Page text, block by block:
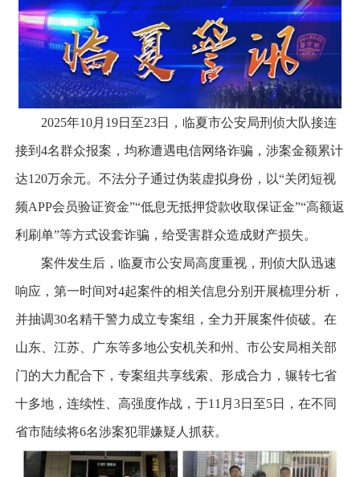
2025年10月19日至23日，临夏市公安局刑侦大队接连
接到4名群众报案，均称遭遇电信网络诈骗，涉案金额累计
达120万余元。不法分子通过伪装虚拟身份，以“关闭短视
频APP会员验证资金”“低息无抵押贷款收取保证金”“高额返
利刷单”等方式设套诈骗，给受害群众造成财产损失。
案件发生后，临夏市公安局高度重视，刑侦大队迅速
响应，第一时间对4起案件的相关信息分别开展梳理分析，
并抽调30名精干警力成立专案组，全力开展案件侦破。在
山东、江苏、广东等多地公安机关和州、市公安局相关部
门的大力配合下，专案组共享线索、形成合力，辗转七省
十多地，连续性、高强度作战，于11月3日至5日，在不同
省市陆续将6名涉案犯罪嫌疑人抓获。